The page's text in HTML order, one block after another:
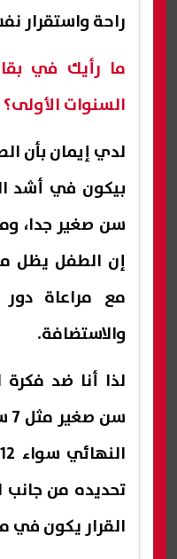
راحة واستقرار
ما رأيك في
السنوات
لدي إيمان بأن
سن صغير جدا،
إن الطفل يظل
مع مراعاة دور
والاستضافة.
لذا أنا ضد
تحديده من جانب
القرار يكون في